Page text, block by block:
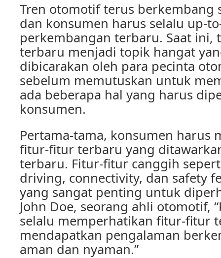
Tren otomotif terus berkembang
dan konsumen harus selalu up-
perkembangan terbaru. Saat ini,
terbaru menjadi topik hangat
dibicarakan oleh para pecinta
sebelum memutuskan untuk
ada beberapa hal yang harus
konsumen.
Pertama-tama, konsumen harus
fitur-fitur terbaru yang
terbaru. Fitur-fitur canggih
driving, connectivity, dan safety
yang sangat penting untuk
John Doe, seorang ahli otomotif,
selalu memperhatikan fitur-fitur
mendapatkan pengalaman
aman dan nyaman.”